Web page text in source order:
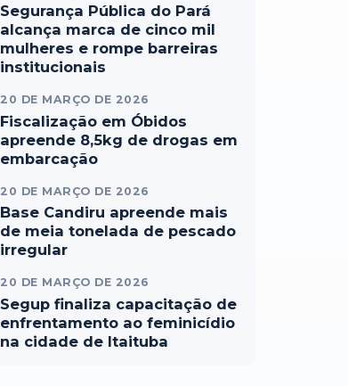
Segurança Pública do Pará
alcança marca de cinco mil
mulheres e rompe barreiras
institucionais
20 DE MARÇO DE 2026
Fiscalização em Óbidos
apreende 8,5kg de drogas em
embarcação
20 DE MARÇO DE 2026
Base Candiru apreende mais
de meia tonelada de pescado
irregular
20 DE MARÇO DE 2026
Segup finaliza capacitação de
enfrentamento ao feminicídio
na cidade de Itaituba